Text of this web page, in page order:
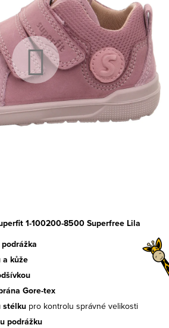
1-100200-8500 Superfree Lila
kůže
Gore-tex
stélku pro kontrolu správné velikosti
podrážku